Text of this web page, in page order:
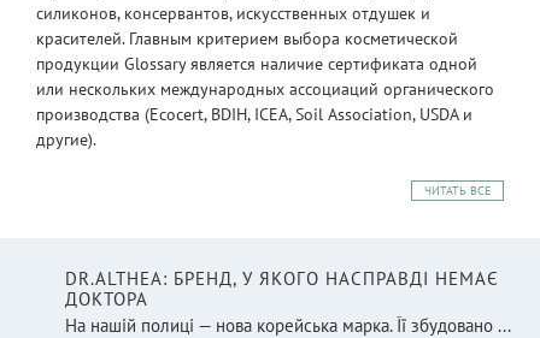
силиконов, консервантов, искусственных отдушек и
красителей. Главным критерием выбора косметической
продукции Glossary является наличие сертификата одной
или нескольких международных ассоциаций органического
производства (Ecocert, BDIH, ICEA, Soil Association, USDA и
другие).
ЧИТАТЬ ВСЕ
DR.ALTHEA: БРЕНД, У ЯКОГО НАСПРАВДІ НЕМАЄ
ДОКТОРА
На нашій полиці — нова корейська марка. Її збудовано ...